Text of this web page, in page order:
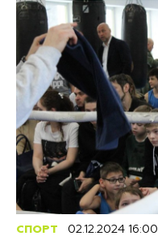
СПОРТ 02.12.2024 16:00